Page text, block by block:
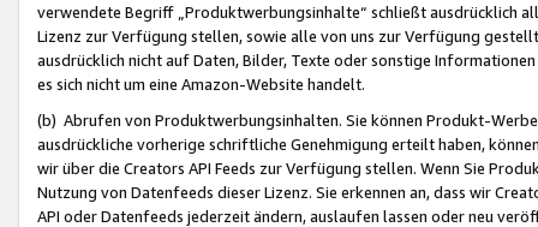
verwendete Begriff „Produktwerbungsinhalte“ schließt ausdrücklich
Lizenz zur Verfügung stellen, sowie alle von uns zur Verfügung
ausdrücklich nicht auf Daten, Bilder, Texte oder sonstige
es sich nicht um eine Amazon-Website handelt.
(b) Abrufen von Produktwerbungsinhalten. Sie können Produkt-
ausdrückliche vorherige schriftliche Genehmigung erteilt haben,
wir über die Creators API Feeds zur Verfügung stellen. Wenn Sie
Nutzung von Datenfeeds dieser Lizenz. Sie erkennen an, dass wir
API oder Datenfeeds jederzeit ändern, auslaufen lassen oder neu